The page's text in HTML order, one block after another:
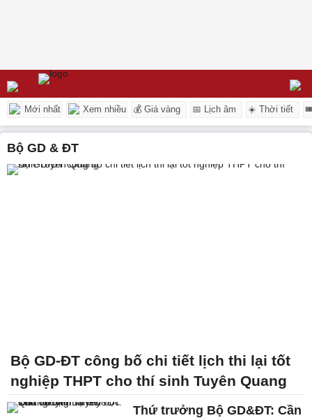
Mới nhất Xem nhiều 💰 Giá vàng 📅 Lịch âm ☀️ Thời tiết
Bộ GD & ĐT
Bộ GD-ĐT công bố chi tiết lịch thi lại tốt
nghiệp THPT cho thí sinh Tuyên Quang
Thứ trưởng Bộ GD&ĐT: Cần